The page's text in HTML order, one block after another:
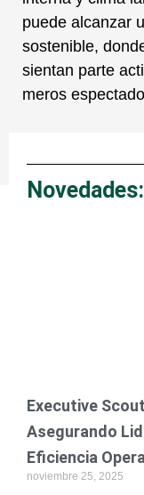
puede alcanzar
sostenible,
sientan parte
meros
Novedades:
Executive
Asegurando
Eficiencia
noviembre 25, 2025